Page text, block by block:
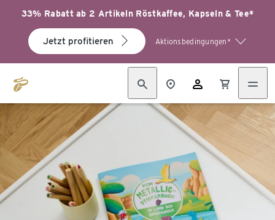
33% Rabatt ab 2 Artikeln Röstkaffee, Kapseln & Tee*
Jetzt profitieren Aktionsbedingungen*